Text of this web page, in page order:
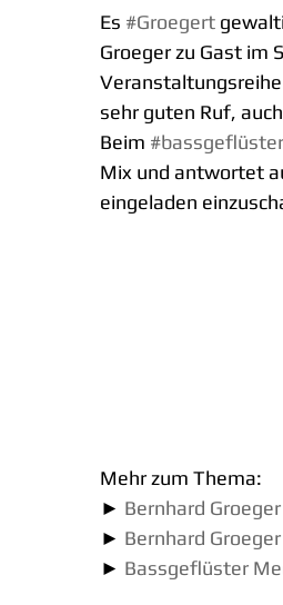
Es #Groegert
Groeger zu Gast im
sehr guten Ruf,
Beim #bassgeflüster
Mix und antwortet
eingeladen
Mehr zum Thema:
► Bernhard
► Bernhard
► Bassgeflüster